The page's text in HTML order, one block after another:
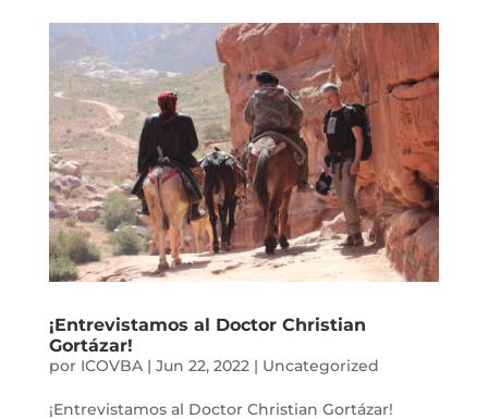
¡Entrevistamos al Doctor Christian
Gortázar!
por ICOVBA| Jun 22, 2022| Uncategorized
¡Entrevistamos al Doctor Christian Gortázar!